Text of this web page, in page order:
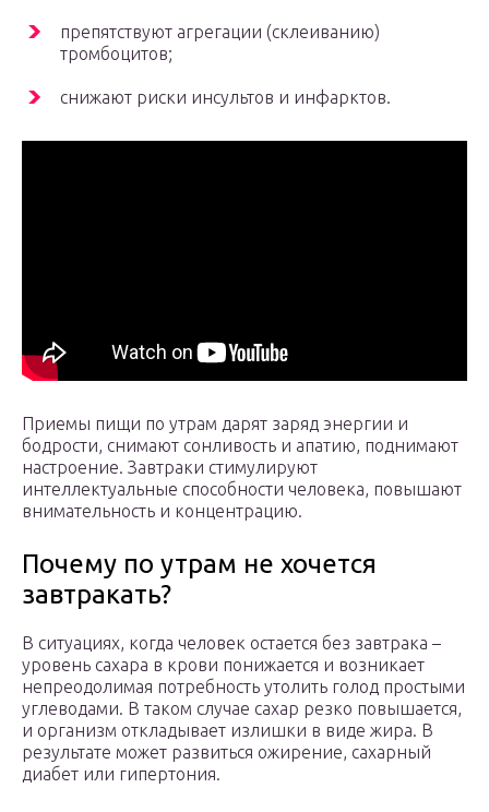
препятствуют агрегации (склеиванию)
тромбоцитов;
снижают риски инсультов и инфарктов.
Приемы пищи по утрам дарят заряд энергии и
бодрости, снимают сонливость и апатию, поднимают
настроение. Завтраки стимулируют
интеллектуальные способности человека, повышают
внимательность и концентрацию.
Почему по утрам не хочется
завтракать?
В ситуациях, когда человек остается без завтрака –
уровень сахара в крови понижается и возникает
непреодолимая потребность утолить голод простыми
углеводами. В таком случае сахар резко повышается,
и организм откладывает излишки в виде жира. В
результате может развиться ожирение, сахарный
диабет или гипертония.